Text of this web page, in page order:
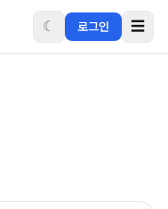
☾ 로그인 ☰